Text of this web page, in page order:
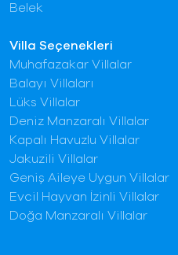
Villa Seçenekleri
Muhafazakar Villalar
Balayı Villaları
Lüks Villalar
Deniz Manzaralı Villalar
Kapalı Havuzlu Villalar
Jakuzili Villalar
Geniş Aileye Uygun Villalar
Evcil Hayvan İzinli Villalar
Doğa Manzaralı Villalar
Belek